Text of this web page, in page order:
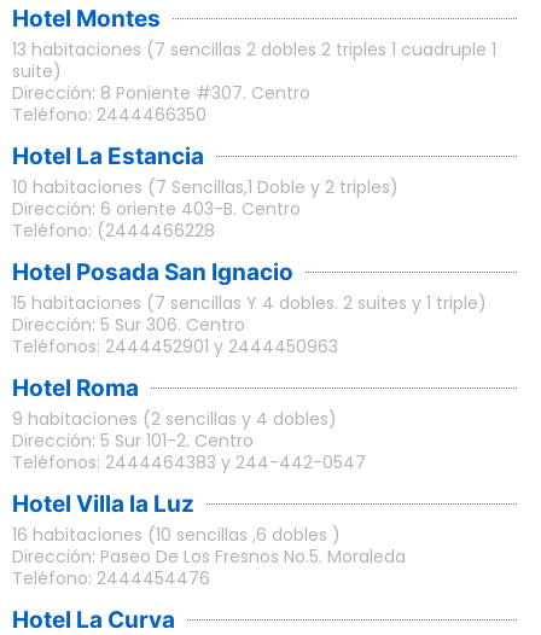
Hotel Montes
13 habitaciones (7 sencillas 2 dobles 2 triples 1 cuadruple 1
suite)
Dirección: 8 Poniente #307. Centro
Teléfono: 2444466350
Hotel La Estancia
10 habitaciones (7 Sencillas,1 Doble y 2 triples)
Dirección: 6 oriente 403-B. Centro
Teléfono: (2444466228
Hotel Posada San Ignacio
15 habitaciones (7 sencillas Y 4 dobles. 2 suites y 1 triple)
Dirección: 5 Sur 306. Centro
Teléfonos: 2444452901 y 2444450963
Hotel Roma
9 habitaciones (2 sencillas y 4 dobles)
Dirección: 5 Sur 101-2. Centro
Teléfonos: 2444464383 y 244-442-0547
Hotel Villa la Luz
16 habitaciones (10 sencillas ,6 dobles )
Dirección: Paseo De Los Fresnos No.5. Moraleda
Teléfono: 2444454476
Hotel La Curva